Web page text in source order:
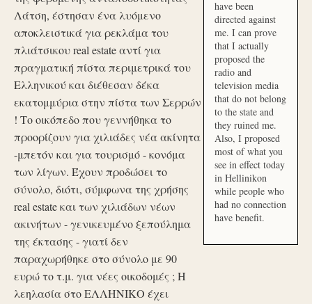
Λάτση, έστησαν ένα λυόμενο
αποκλειστικά για ρεκλάμα του
πλιάτσικου real estate αντί για
πραγματική πίστα περιμετρικά του
Ελληνικού και διέθεσαν δέκα
εκατομμύρια στην πίστα των Σερρών
! Το οικόπεδο που γεννήθηκα το
προορίζουν για χιλιάδες νέα ακίνητα
-μπετόν και για τουρισμό - κονόμα
των λίγων. Έχουν προδώσει το
σύνολο, διότι, σύμφωνα της χρήσης
real estate και των χιλιάδων νέων
ακινήτων - γενικευμένο ξεπούλημα
της έκτασης - γιατί δεν
παραχωρήθηκε στο σύνολο με 90
ευρώ το τ.μ. για νέες οικοδομές ; Η
λεηλασία στο ΕΛΛΗΝΙΚΟ έχει
have been
directed against
me. I can prove
that I actually
proposed the
radio and
television media
that do not belong
to the state and
they ruined me.
Also, I proposed
most of what you
see in effect today
in Hellinikon
while people who
had no connection
have benefit.